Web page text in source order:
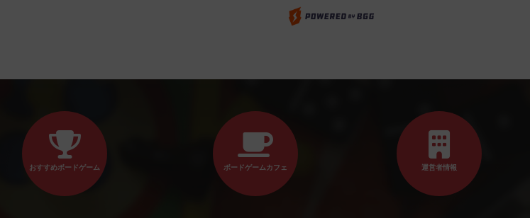
おすすめボードゲーム ボードゲームカフェ 運営者情報